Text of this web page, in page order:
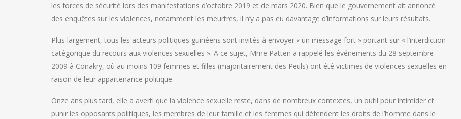
les forces de sécurité lors des manifestations d’octobre 2019 et de mars 2020. Bien que le gouvernement ait annoncé
des enquêtes sur les violences, notamment les meurtres, il n’y a pas eu davantage d’informations sur leurs résultats.
Plus largement, tous les acteurs politiques guinéens sont invités à envoyer « un message fort » portant sur « l’interdiction
catégorique du recours aux violences sexuelles ». A ce sujet, Mme Patten a rappelé les événements du 28 septembre
2009 à Conakry, où au moins 109 femmes et filles (majoritairement des Peuls) ont été victimes de violences sexuelles en
raison de leur appartenance politique.
Onze ans plus tard, elle a averti que la violence sexuelle reste, dans de nombreux contextes, un outil pour intimider et
punir les opposants politiques, les membres de leur famille et les femmes qui défendent les droits de l’homme dans le